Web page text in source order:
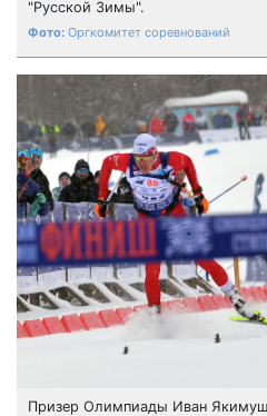
"Русской Зимы".
Оргкомитет соревнований
Призер Олимпиады Иван